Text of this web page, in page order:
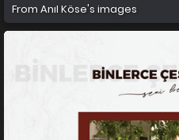
From Anıl Köse's images